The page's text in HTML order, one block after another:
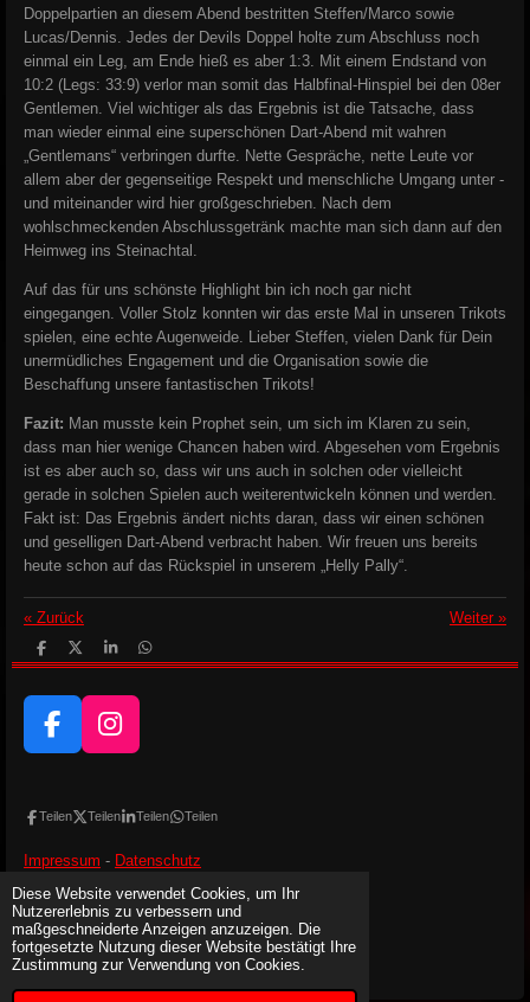
Diese Website verwendet Cookies, um Ihr
Nutzererlebnis zu verbessern und
maßgeschneiderte Anzeigen anzuzeigen. Die
fortgesetzte Nutzung dieser Website bestätigt Ihre
Zustimmung zur Verwendung von Cookies.
Doppelpartien an diesem Abend bestritten Steffen/Marco sowie
Lucas/Dennis. Jedes der Devils Doppel holte zum Abschluss noch
einmal ein Leg, am Ende hieß es aber 1:3. Mit einem Endstand von
10:2 (Legs: 33:9) verlor man somit das Halbfinal-Hinspiel bei den 08er
Gentlemen. Viel wichtiger als das Ergebnis ist die Tatsache, dass
man wieder einmal eine superschönen Dart-Abend mit wahren
„Gentlemans“ verbringen durfte. Nette Gespräche, nette Leute vor
allem aber der gegenseitige Respekt und menschliche Umgang unter -
und miteinander wird hier großgeschrieben. Nach dem
wohlschmeckenden Abschlussgetränk machte man sich dann auf den
Heimweg ins Steinachtal.
Auf das für uns schönste Highlight bin ich noch gar nicht
eingegangen. Voller Stolz konnten wir das erste Mal in unseren Trikots
spielen, eine echte Augenweide. Lieber Steffen, vielen Dank für Dein
unermüdliches Engagement und die Organisation sowie die
Beschaffung unsere fantastischen Trikots!
Fazit: Man musste kein Prophet sein, um sich im Klaren zu sein,
dass man hier wenige Chancen haben wird. Abgesehen vom Ergebnis
ist es aber auch so, dass wir uns auch in solchen oder vielleicht
gerade in solchen Spielen auch weiterentwickeln können und werden.
Fakt ist: Das Ergebnis ändert nichts daran, dass wir einen schönen
und geselligen Dart-Abend verbracht haben. Wir freuen uns bereits
heute schon auf das Rückspiel in unserem „Helly Pally“.
« Zurück Weiter»
T
e
l
n
T
e
l
T
e
l
e
n
T
e
F
a
e
o
o
k
I
n
t
g
r
a
m
Teilen Teilen Teilen Teilen
Impressum - Datenschutz
Besucher:
Heute:
9
Gestern:
13
Gesamt:
14.641
© 2024 - 2026 DC Steinachtaler Devils 2023 e.V.